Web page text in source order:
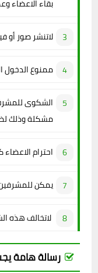
بقاء الاعضاء
لاتنشر صور أو
ممنوع الدخول
الشكوى
مشكلة وذلك
احترام
يمكن
لاتخالف هذه
رسالة هامة